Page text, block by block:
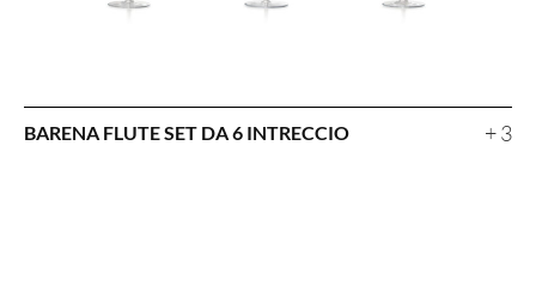
BARENA FLUTE SET DA 6 INTRECCIO + 3